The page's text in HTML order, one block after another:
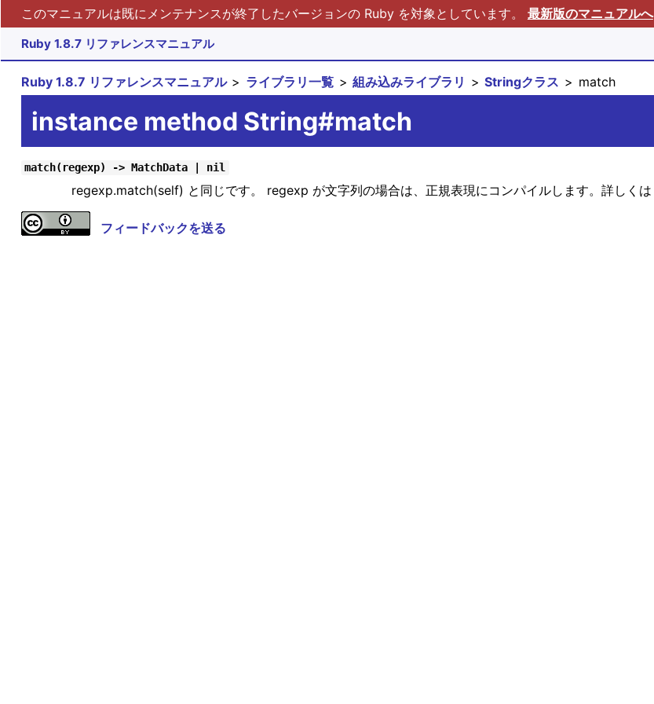
このマニュアルは既にメンテナンスが終了したバージョンの Ruby を対象としています。 最新版のマニュアルへ
Ruby 1.8.7 リファレンスマニュアル
Ruby 1.8.7 リファレンスマニュアル ライブラリ一覧 組み込みライブラリ Stringクラス match
instance method String#match
match(regexp) -> MatchData | nil
regexp.match(self) と同じです。 regexp が文字列の場合は、正規表現にコンパイルします。詳しくは
フィードバックを送る